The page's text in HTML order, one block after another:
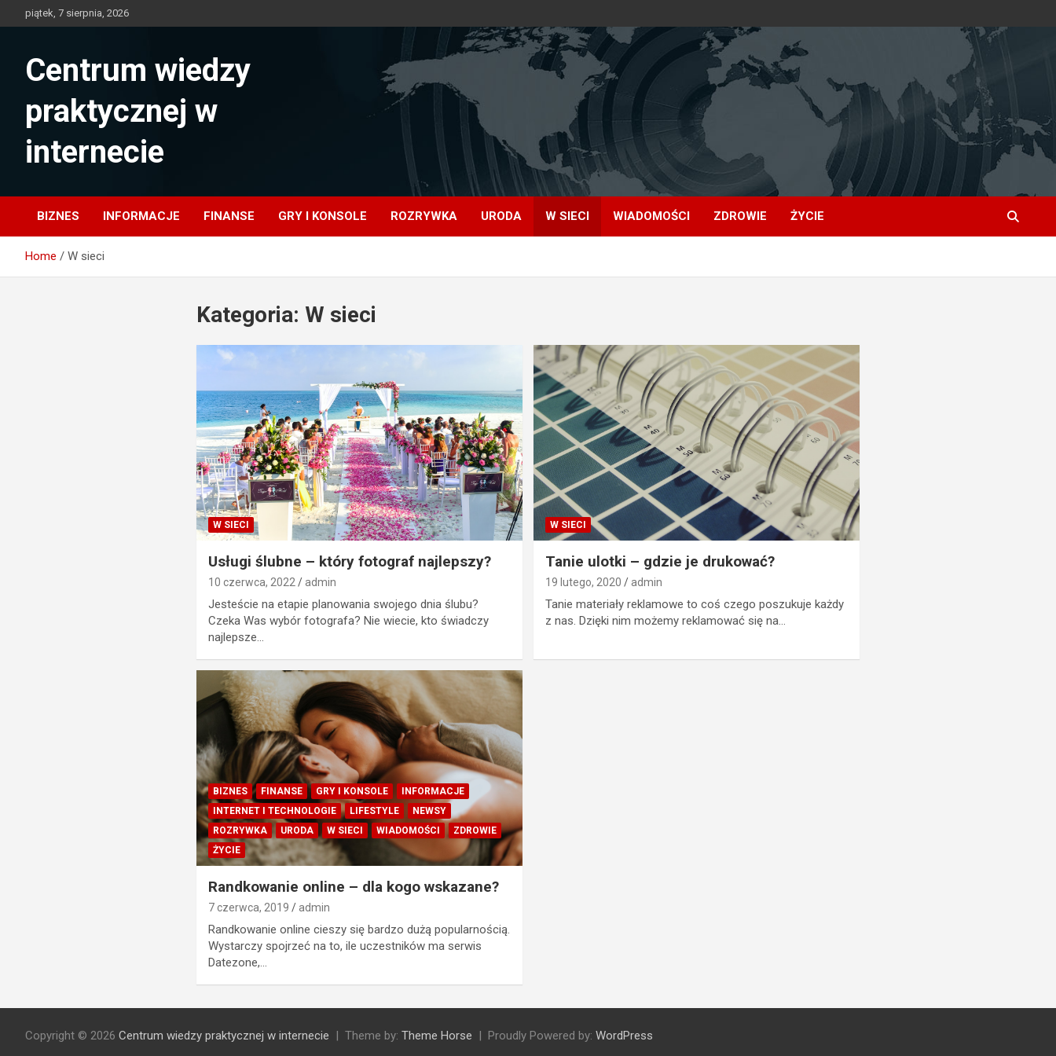
to
piątek, 7 sierpnia, 2026
Centrum wiedzy
praktycznej w
internecie
BIZNES INFORMACJE FINANSE GRY I KONSOLE ROZRYWKA URODA W SIECI WIADOMOŚCI ZDROWIE ŻYCIE
Home W sieci
Kategoria: W sieci
W SIECI
Usługi ślubne – który fotograf najlepszy?
10 czerwca, 2022 admin
Jesteście na etapie planowania swojego dnia ślubu?
Czeka Was wybór fotografa? Nie wiecie, kto świadczy
najlepsze…
W SIECI
Tanie ulotki – gdzie je drukować?
19 lutego, 2020 admin
Tanie materiały reklamowe to coś czego poszukuje każdy
z nas. Dzięki nim możemy reklamować się na…
BIZNES FINANSE GRY I KONSOLE
INFORMACJE
INTERNET I TECHNOLOGIE
LIFESTYLE
NEWSY
ROZRYWKA
URODA W SIECI WIADOMOŚCI
ZDROWIE
ŻYCIE
Randkowanie online – dla kogo wskazane?
7 czerwca, 2019 admin
Randkowanie online cieszy się bardzo dużą popularnością.
Wystarczy spojrzeć na to, ile uczestników ma serwis
Datezone,…
Copyright © 2026 Centrum wiedzy praktycznej w internecie Theme by: Theme Horse Proudly Powered by: WordPress